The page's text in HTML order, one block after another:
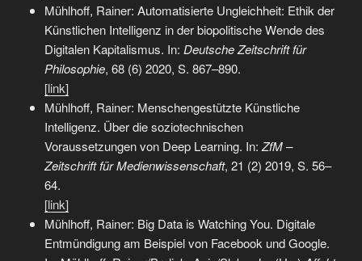
Mühlhoff, Rainer: Automatisierte Ungleichheit: Ethik der
Künstlichen Intelligenz in der biopolitische Wende des
Digitalen Kapitalismus. In: Deutsche Zeitschrift für
Philosophie, 68 (6) 2020, S. 867–890.
[link]
Mühlhoff, Rainer: Menschengestützte Künstliche
Intelligenz. Über die soziotechnischen
Voraussetzungen von Deep Learning. In: ZfM –
Zeitschrift für Medienwissenschaft, 21 (2) 2019, S. 56–
64.
[link]
Mühlhoff, Rainer: Big Data is Watching You. Digitale
Entmündigung am Beispiel von Facebook und Google.